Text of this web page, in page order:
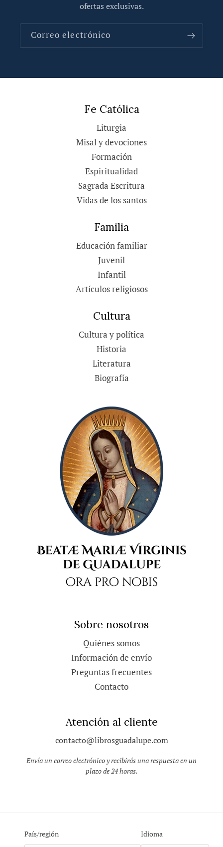
ofertas exclusivas.
Correo electrónico
Fe Católica
Liturgia
Misal y devociones
Formación
Espiritualidad
Sagrada Escritura
Vidas de los santos
Familia
Educación familiar
Juvenil
Infantil
Artículos religiosos
Cultura
Cultura y política
Historia
Literatura
Biografía
Sobre nosotros
Quiénes somos
Información de envío
Preguntas frecuentes
Contacto
Atención al cliente
contacto@librosguadalupe.com
Envía un correo electrónico y recibirás una respuesta en un
plazo de 24 horas.
País/región Idioma